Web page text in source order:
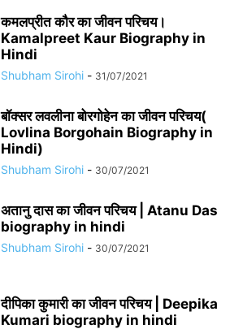
कमलप्रीत कौर का जीवन परिचय।
Kamalpreet Kaur Biography in
Hindi
Shubham Sirohi - 31/07/2021
बॉक्सर लवलीना बोरगोहेन का जीवन परिचय(
Lovlina Borgohain Biography in
Hindi)
Shubham Sirohi - 30/07/2021
अतानु दास का जीवन परिचय | Atanu Das
biography in hindi
Shubham Sirohi - 30/07/2021
दीपिका कुमारी का जीवन परिचय | Deepika
Kumari biography in hindi